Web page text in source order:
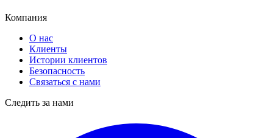
Компания
О нас
Клиенты
Истории клиентов
Безопасность
Связаться с нами
Следить за нами